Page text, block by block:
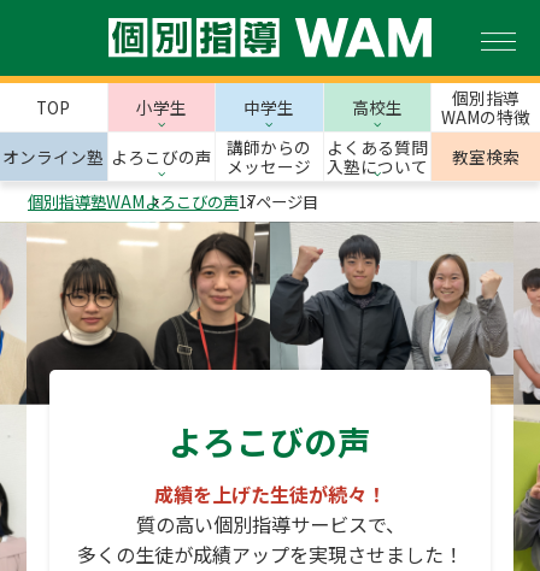
TOP 小学生 中学生 高校生
個別指導
WAMの特徴
オンライン塾 よろこびの声
講師からの
メッセージ
よくある質問
入塾について
教室検索
個別指導塾WAMよろこびの声17ページ目
よろこびの声
成績を上げた生徒が続々！
質の高い個別指導サービスで、
多くの生徒が成績アップを実現させました！